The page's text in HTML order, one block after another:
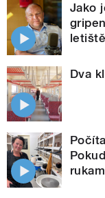
Jako
Dva